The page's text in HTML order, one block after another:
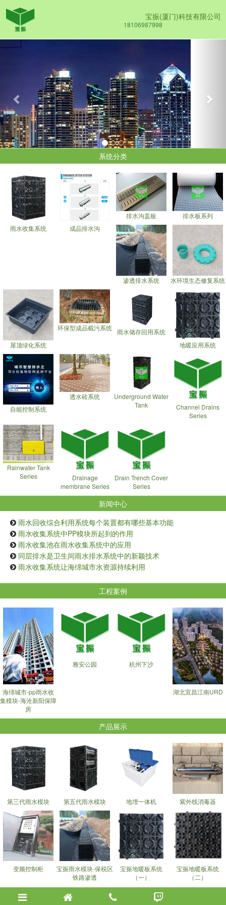
宝振(厦门)科技有限公司
18106987998
Previous
系统分类
雨水收集系统 成品排水沟
排水沟盖板 排水板系列
渗透排水系统 水环境生态修复系统
屋顶绿化系统
环保型成品截污系统 雨水储存回用系统
地暖应用系统
自能控制系统
透水砖系统
Underground Water
Tank
Channel Drains
Series
Rainwater Tank
Series
Drainage
membrane Series
Drain Trench Cover
Series
新闻中心
雨水回收综合利用系统每个装置都有哪些基本功能
雨水收集系统中PP模块所起到的作用
雨水收集池在雨水收集系统中的应用
同层排水是卫生间雨水排水系统中的新颖技术
雨水收集系统让海绵城市水资源持续利用
工程案例
海绵城市-pp雨水收
集模块-海沧新阳保障
房
雅安公园 杭州下沙
湖北宜昌江南URD
产品展示
第三代雨水模块 第五代雨水模块 地埋一体机 紫外线消毒器
变频控制柜
宝振雨水模块-保税区
铁路渗透
宝振地暖板系统
（一）
宝振地暖板系统
（二）